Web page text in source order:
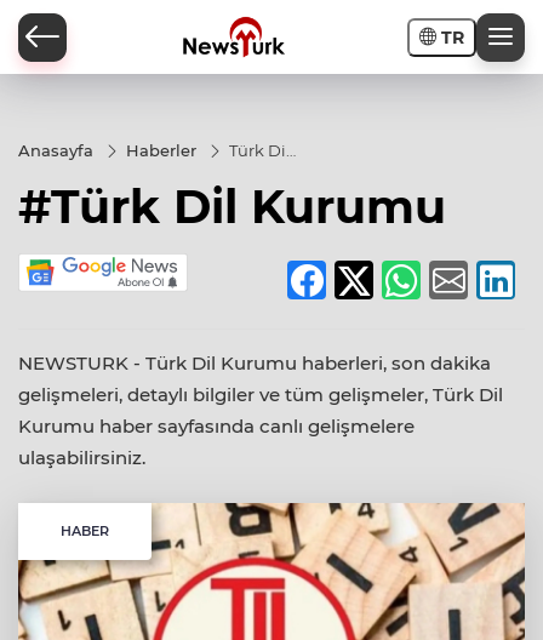
TR
Anasayfa Haberler
Türk Dil
#Türk Dil Kurumu
NEWSTURK - Türk Dil Kurumu haberleri, son dakika
gelişmeleri, detaylı bilgiler ve tüm gelişmeler, Türk Dil
Kurumu haber sayfasında canlı gelişmelere
ulaşabilirsiniz.
HABER